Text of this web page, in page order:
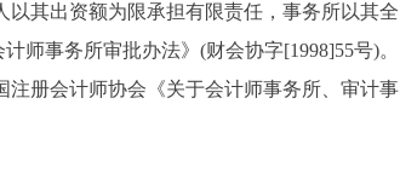
其出资额为限承担有限责任，事务所以其全
师事务所审批办法》(财会协字[1998]55号)。
注册会计师协会《关于会计师事务所、审计事